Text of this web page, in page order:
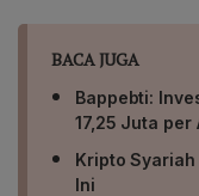
BACA JUGA
Bappebti:
17,25 Juta per
Kripto Syariah
Ini